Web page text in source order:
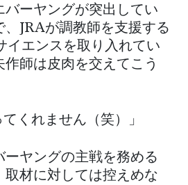
バーヤングが突出してい
、JRAが調教師を支援する
イエンスを取り入れてい
作師は皮肉を交えてこう
てくれません（笑）」
ーヤングの主戦を務める
取材に対しては控えめな